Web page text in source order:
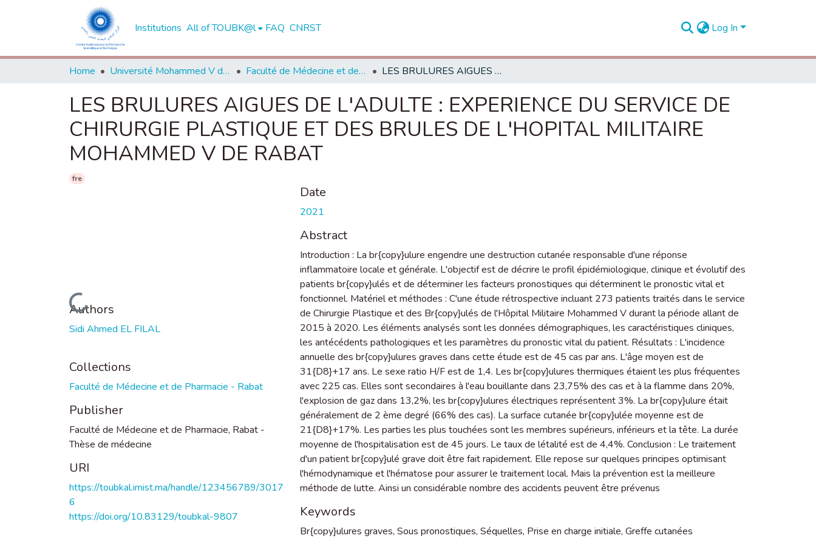
Institutions All of TOUBK@l FAQ CNRST Log In
Home Université Mohammed V de Rabat Faculté de Médecine et de Pharmacie - Rabat LES BRULURES AIGUES DE L'ADULTE : EXPERIENCE DU SERVICE DE CHIRURGIE PLASTIQUE ET DES BRULES DE L'HOPITAL MILITAIRE MOHAMMED V DE RABAT
LES BRULURES AIGUES DE L'ADULTE : EXPERIENCE DU SERVICE DE
CHIRURGIE PLASTIQUE ET DES BRULES DE L'HOPITAL MILITAIRE
MOHAMMED V DE RABAT
fre
Loading...
Authors
Sidi Ahmed EL FILAL
Collections
Faculté de Médecine et de Pharmacie - Rabat
Publisher
Faculté de Médecine et de Pharmacie, Rabat -
Thèse de médecine
URI
https://toubkal.imist.ma/handle/123456789/3017
6
https://doi.org/10.83129/toubkal-9807
Date
2021
Abstract
Introduction : La br{copy}ulure engendre une destruction cutanée responsable d'une réponse
inflammatoire locale et générale. L'objectif est de décrire le profil épidémiologique, clinique et évolutif des
patients br{copy}ulés et de déterminer les facteurs pronostiques qui déterminent le pronostic vital et
fonctionnel. Matériel et méthodes : C'une étude rétrospective incluant 273 patients traités dans le service
de Chirurgie Plastique et des Br{copy}ulés de l'Hôpital Militaire Mohammed V durant la période allant de
2015 à 2020. Les éléments analysés sont les données démographiques, les caractéristiques cliniques,
les antécédents pathologiques et les paramètres du pronostic vital du patient. Résultats : L'incidence
annuelle des br{copy}ulures graves dans cette étude est de 45 cas par ans. L'âge moyen est de
31{D8}+17 ans. Le sexe ratio H/F est de 1,4. Les br{copy}ulures thermiques étaient les plus fréquentes
avec 225 cas. Elles sont secondaires à l'eau bouillante dans 23,75% des cas et à la flamme dans 20%,
l'explosion de gaz dans 13,2%, les br{copy}ulures électriques représentent 3%. La br{copy}ulure était
généralement de 2 ème degré (66% des cas). La surface cutanée br{copy}ulée moyenne est de
21{D8}+17%. Les parties les plus touchées sont les membres supérieurs, inférieurs et la tête. La durée
moyenne de l'hospitalisation est de 45 jours. Le taux de létalité est de 4,4%. Conclusion : Le traitement
d'un patient br{copy}ulé grave doit être fait rapidement. Elle repose sur quelques principes optimisant
l'hémodynamique et l'hématose pour assurer le traitement local. Mais la prévention est la meilleure
méthode de lutte. Ainsi un considérable nombre des accidents peuvent être prévenus
Keywords
Br{copy}ulures graves, Sous pronostiques, Séquelles, Prise en charge initiale, Greffe cutanées